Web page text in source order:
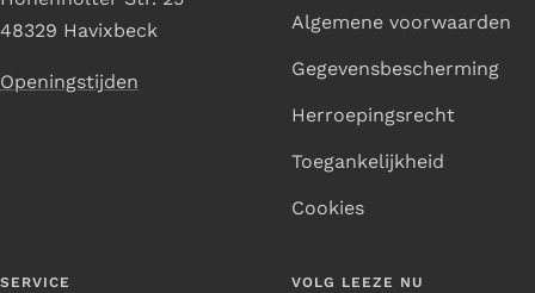
48329 Havixbeck
Openingstijden
Algemene voorwaarden
Gegevensbescherming
Herroepingsrecht
Toegankelijkheid
Cookies
SERVICE VOLG LEEZE NU